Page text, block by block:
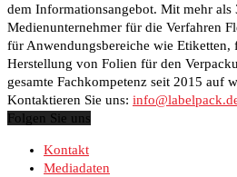
dem Informationsangebot. Mit mehr als
Medienunternehmer für die Verfahren
für Anwendungsbereiche wie Etiketten,
Herstellung von Folien für den
gesamte Fachkompetenz seit 2015 auf
Kontaktieren Sie uns:
Folgen Sie uns
Kontakt
Mediadaten